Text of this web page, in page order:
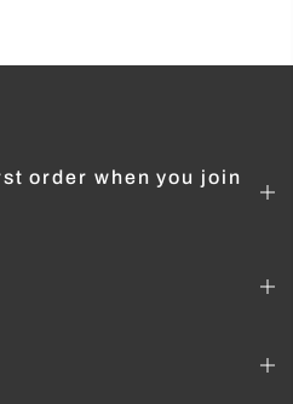
order when you join